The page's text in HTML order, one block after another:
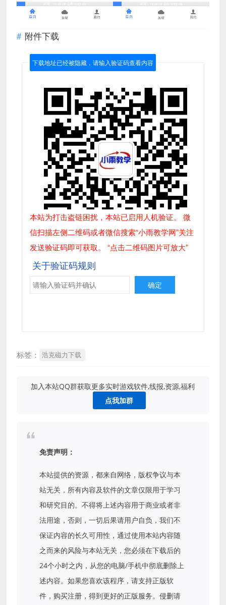
附件下载
下载地址已经被隐藏，请输入验证码查看内容
本站为打击盗链困扰，本站已启用人机验证。 微
信扫描左侧二维码或者微信搜索“小雨教学网”关注
发送验证码即可获取。 “点击二维码图片可放大”
关于验证码规则
标签： 浩克磁力下载
加入本站QQ群获取更多实时游戏软件,线报,资源,福利
点我加群
免责声明：
本站提供的资源，都来自网络，版权争议与本
站无关，所有内容及软件的文章仅限用于学习
和研究目的。不得将上述内容用于商业或者非
法用途，否则，一切后果请用户自负，我们不
保证内容的长久可用性，通过使用本站内容随
之而来的风险与本站无关，您必须在下载后的
24个小时之内，从您的电脑/手机中彻底删除上
述内容。如果您喜欢该程序，请支持正版软
件，购买注册，得到更好的正版服务。侵删请